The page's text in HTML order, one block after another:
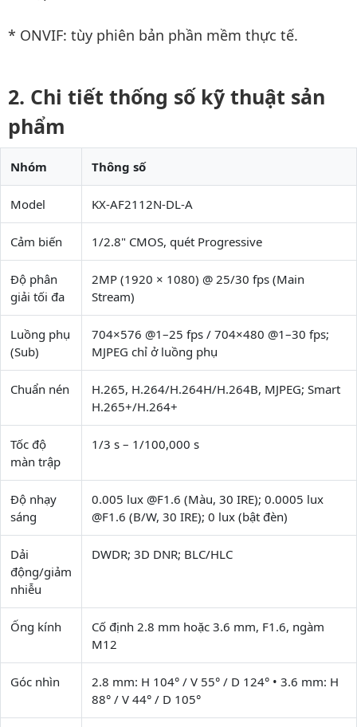
* ONVIF: tùy phiên bản phần mềm thực tế.
Chi tiết thống số kỹ thuật sản
phẩm
Nhóm Thông số
Model KX-AF2112N-DL-A
Cảm biến 1/2.8" CMOS, quét Progressive
Độ phân
giải tối đa
2MP (1920 × 1080) @ 25/30 fps (Main
Stream)
Luồng phụ
(Sub)
704×576 @1–25 fps / 704×480 @1–30 fps;
MJPEG chỉ ở luồng phụ
Chuẩn nén
H.265, H.264/H.264H/H.264B, MJPEG; Smart
H.265+/H.264+
Tốc độ
màn trập
1/3 s – 1/100,000 s
Độ nhạy
sáng
0.005 lux @F1.6 (Màu, 30 IRE); 0.0005 lux
@F1.6 (B/W, 30 IRE); 0 lux (bật đèn)
Dải
động/giảm
nhiễu
DWDR; 3D DNR; BLC/HLC
Ống kính
Cố định 2.8 mm hoặc 3.6 mm, F1.6, ngàm
M12
Góc nhìn
2.8 mm: H 104° / V 55° / D 124° • 3.6 mm: H
88° / V 44° / D 105°